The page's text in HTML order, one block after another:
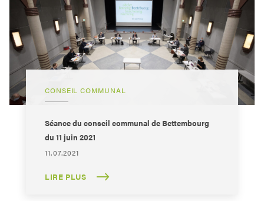
CONSEIL COMMUNAL
Séance du conseil communal de Bettembourg
du 11 juin 2021
11.07.2021
LIRE PLUS